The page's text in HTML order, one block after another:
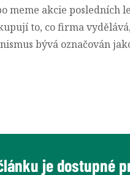
meme akcie posledních
to, co firma
bývá označován
je dostupné